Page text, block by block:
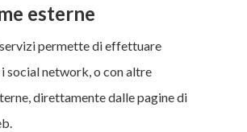
esterne
permette di effettuare
social network, o con altre
direttamente dalle pagine di